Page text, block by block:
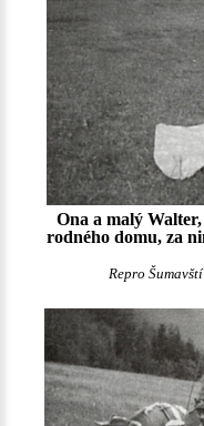
Ona a malý
rodného domu, za
Repro